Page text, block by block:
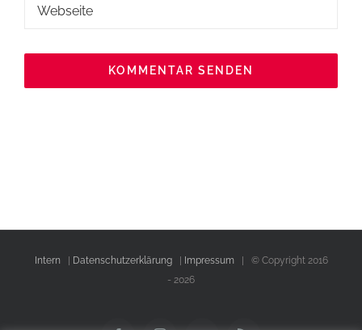
Intern | Datenschutzerklärung| Impressum| © Copyright 2016
- 2026